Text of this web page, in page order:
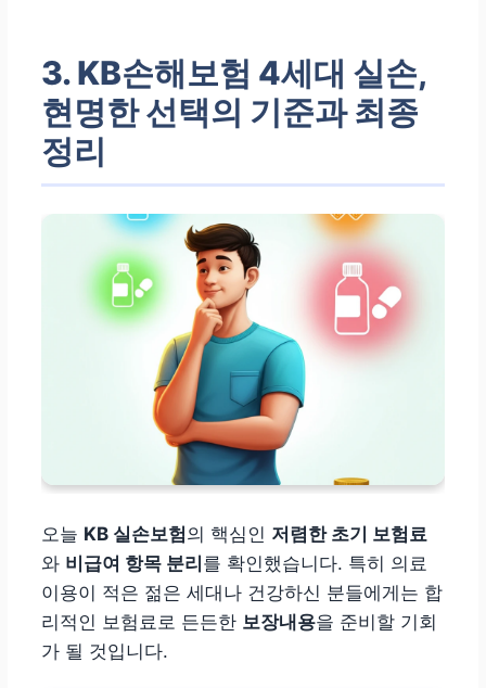
3. KB손해보험 4세대 실손,
현명한 선택의 기준과 최종
정리
오늘 KB 실손보험의 핵심인 저렴한 초기 보험료
와 비급여 항목 분리를 확인했습니다. 특히 의료
이용이 적은 젊은 세대나 건강하신 분들에게는 합
리적인 보험료로 든든한 보장내용을 준비할 기회
가 될 것입니다.